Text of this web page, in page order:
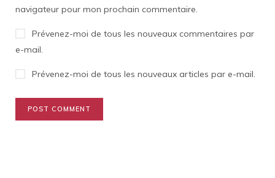
navigateur pour mon prochain commentaire.
Prévenez-moi de tous les nouveaux commentaires par
e-mail.
Prévenez-moi de tous les nouveaux articles par e-mail.